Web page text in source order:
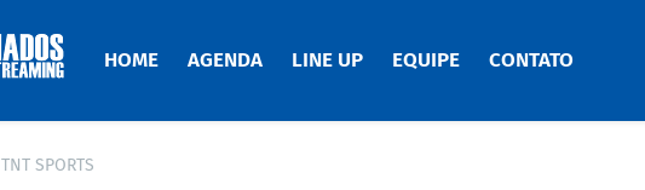
HOME AGENDA LINE UP EQUIPE CONTATO
TNT SPORTS